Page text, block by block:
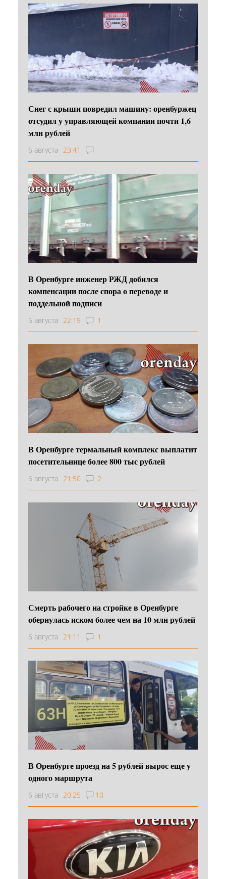
Снег с крыши повредил машину: оренбуржец
отсудил у управляющей компании почти 1,6
млн рублей
6 августа 23:41
В Оренбурге инженер РЖД добился
компенсации после спора о переводе и
поддельной подписи
6 августа 22:19 1
В Оренбурге термальный комплекс выплатит
посетительнице более 800 тыс рублей
6 августа 21:50 2
Смерть рабочего на стройке в Оренбурге
обернулась иском более чем на 10 млн рублей
6 августа 21:11 1
В Оренбурге проезд на 5 рублей вырос еще у
одного маршрута
6 августа 20:25 10